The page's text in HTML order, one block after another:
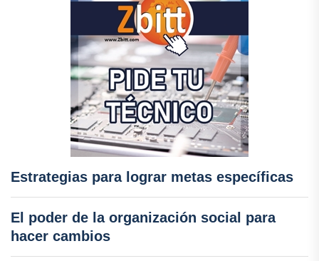
Estrategias para lograr metas específicas
El poder de la organización social para
hacer cambios